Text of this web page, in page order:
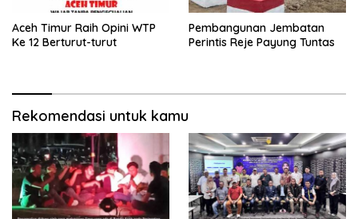
Aceh Timur Raih Opini WTP
Ke 12 Berturut-turut
Pembangunan Jembatan
Perintis Reje Payung Tuntas
Rekomendasi untuk kamu